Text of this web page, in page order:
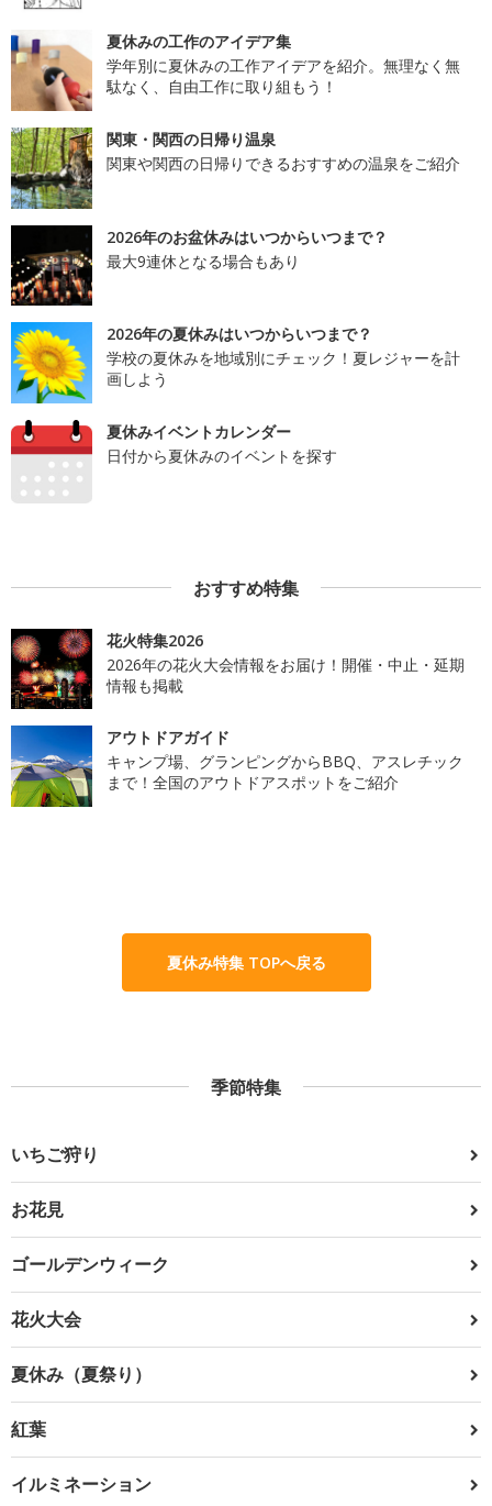
夏休みの工作のアイデア集
学年別に夏休みの工作アイデアを紹介。無理なく無
駄なく、自由工作に取り組もう！
関東・関西の日帰り温泉
関東や関西の日帰りできるおすすめの温泉をご紹介
2026年のお盆休みはいつからいつまで？
最大9連休となる場合もあり
2026年の夏休みはいつからいつまで？
学校の夏休みを地域別にチェック！夏レジャーを計
画しよう
夏休みイベントカレンダー
日付から夏休みのイベントを探す
おすすめ特集
花火特集2026
2026年の花火大会情報をお届け！開催・中止・延期
情報も掲載
アウトドアガイド
キャンプ場、グランピングからBBQ、アスレチック
まで！全国のアウトドアスポットをご紹介
夏休み特集 TOPへ戻る
季節特集
いちご狩り
お花見
ゴールデンウィーク
花火大会
夏休み（夏祭り）
紅葉
イルミネーション